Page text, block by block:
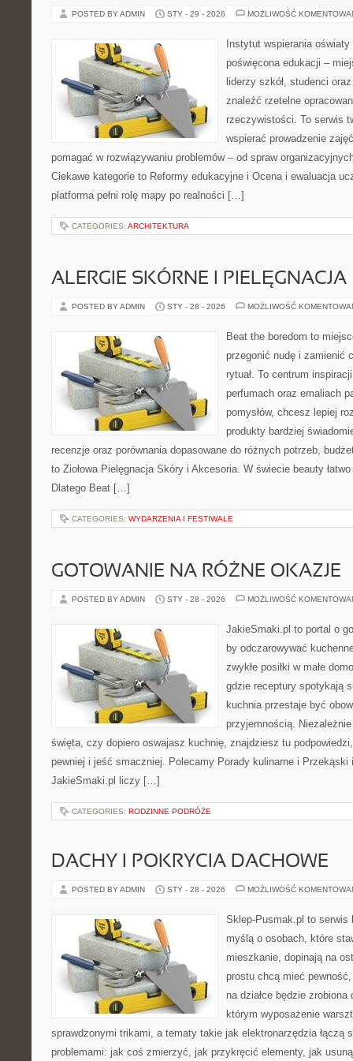
POSTED BY ADMIN STY - 29 - 2026 MOŻLIWOŚĆ
Instytut wspierania
poświęcona edukacji –
liderzy szkół, studenci
znaleźć rzetelne
rzeczywistości. To serwis
wspierać prowadzenie
pomagać w rozwiązywaniu problemów – od spraw
Ciekawe kategorie to Reformy edukacyjne i Ocena i ewaluacja
platforma pełni rolę mapy po realności […]
CATEGORIES: ARCHITEKTURA
ALERGIE SKÓRNE I PIELĘGNACJA
POSTED BY ADMIN STY - 28 - 2026 MOŻLIWOŚĆ
Beat the boredom to
przegonić nudę i zamienić
rytuał. To centrum
perfumach oraz emaliach
pomysłów, chcesz lepiej
produkty bardziej
recenzje oraz porównania dopasowane do różnych potrzeb,
to Ziołowa Pielęgnacja Skóry i Akcesoria. W świecie beauty
Dlatego Beat […]
CATEGORIES: WYDARZENIA I FESTIWALE
GOTOWANIE NA RÓŻNE OKAZJE
POSTED BY ADMIN STY - 28 - 2026 MOŻLIWOŚĆ
JakieSmaki.pl to portal o
by odczarowywać
zwykłe posiłki w małe
gdzie receptury spotykają
kuchnia przestaje być
przyjemnością.
święta, czy dopiero oswajasz kuchnię, znajdziesz tu
pewniej i jeść smaczniej. Polecamy Porady kulinarne i Przekąski
JakieSmaki.pl liczy […]
CATEGORIES: RODZINNE PODRÓŻE
DACHY I POKRYCIA DACHOWE
POSTED BY ADMIN STY - 28 - 2026 MOŻLIWOŚĆ
Sklep-Pusmak.pl to serwis
myślą o osobach, które
mieszkanie, dopinają na
prostu chcą mieć
na działce będzie zrobiona
którym wyposażenie
sprawdzonymi trikami, a tematy takie jak elektronarzędzia łączą
problemami: jak coś zmierzyć, jak przykręcić elementy, jak